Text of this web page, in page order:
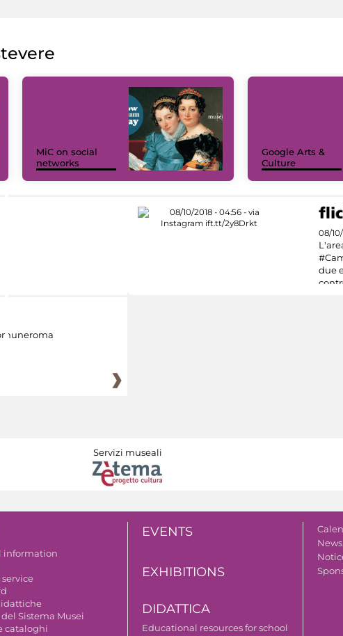
MiC on social
networks
Google Arts &
Culture
08/
due
Servizi museali
information
del Sistema Musei
cataloghi
EVENTS
EXHIBITIONS
DIDATTICA
Educational resources for school
News